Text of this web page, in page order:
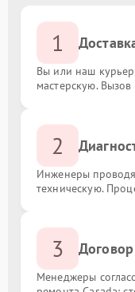
1
Вы или наш курьер
мастерскую. Вызов
2
Инженеры
техническую.
3 Договор
Менеджеры